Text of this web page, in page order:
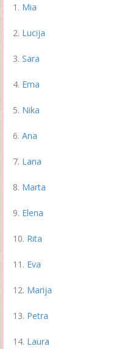
Mia
Lucija
Sara
Ema
Nika
Ana
Lana
Marta
Elena
Rita
Eva
Marija
Petra
Laura